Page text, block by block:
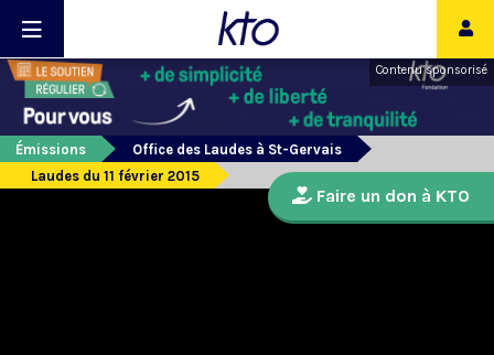
Contenu sponsorisé
Émissions
Office des Laudes à St-Gervais
Laudes du 11 février 2015
Faire un don à KTO